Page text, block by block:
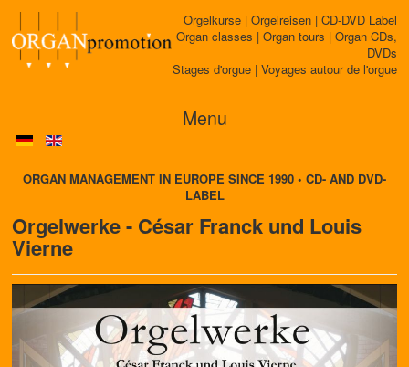
Orgelkurse | Orgelreisen | CD-DVD Label
Organ classes | Organ tours | Organ CDs,
DVDs
Stages d'orgue | Voyages autour de l'orgue
Menu
ORGAN MANAGEMENT IN EUROPE SINCE 1990 • CD- AND DVD-
LABEL
Orgelwerke - César Franck und Louis
Vierne